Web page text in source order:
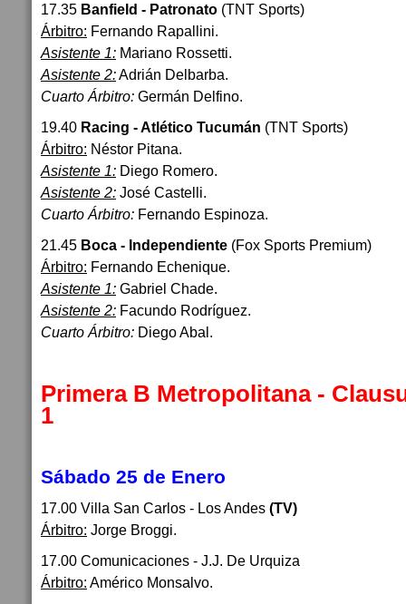
17.35 Banfield - Patronato (TNT Sports)
Árbitro: Fernando Rapallini.
Asistente 1: Mariano Rossetti.
Asistente 2:Adrián Delbarba.
Cuarto Árbitro: Germán Delfino.
19.40 Racing - Atlético Tucumán (TNT Sports)
Árbitro: Néstor Pitana.
Asistente 1: Diego Romero.
Asistente 2: José Castelli.
Cuarto Árbitro: Fernando Espinoza.
21.45 Boca - Independiente (Fox Sports Premium)
Árbitro: Fernando Echenique.
Asistente 1: Gabriel Chade.
Asistente 2: Facundo Rodríguez.
Cuarto Árbitro: Diego Abal.
Primera B Metropolitana -
1
Sábado 25 de Enero
17.00 Villa San Carlos - Los Andes (TV)
Árbitro: Jorge Broggi.
17.00 Comunicaciones - J.J. De Urquiza
Árbitro: Américo Monsalvo.